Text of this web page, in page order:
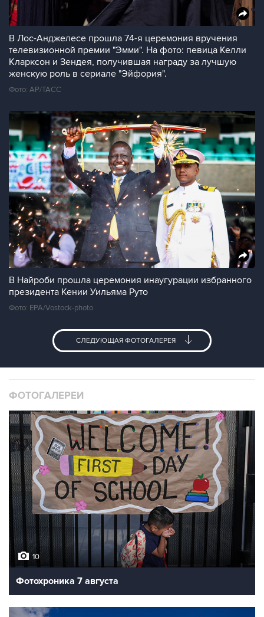
В Лос-Анджелесе прошла 74-я церемония вручения
телевизионной премии "Эмми". На фото: певица Келли
Кларксон и Зендея, получившая награду за лучшую
женскую роль в сериале "Эйфория".
Фото: AP/ТАСС
В Найроби прошла церемония инаугурации избранного
президента Кении Уильяма Руто
Фото: EPA/Vostock-photo
СЛЕДУЮЩАЯ ФОТОГАЛЕРЕЯ
ФОТОГАЛЕРЕИ
10
Фотохроника 7 августа